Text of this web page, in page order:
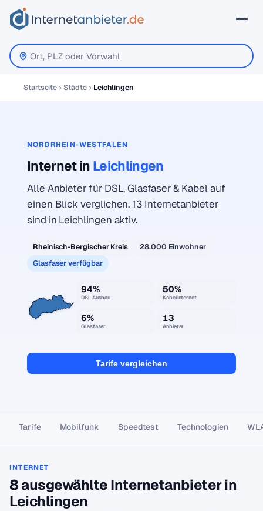
Startseite Städte Leichlingen
NORDRHEIN-WESTFALEN
Internet in Leichlingen
Alle Anbieter für DSL, Glasfaser & Kabel auf
einen Blick verglichen. 13 Internetanbieter
sind in Leichlingen aktiv.
Rheinisch-Bergischer Kreis
28.000 Einwohner
Glasfaser verfügbar
94%
DSL Ausbau
50%
Kabelinternet
6%
Glasfaser
13
Anbieter
Tarife vergleichen
Tarife Mobilfunk Speedtest Technologien
INTERNET
8 ausgewählte Internetanbieter in
Leichlingen